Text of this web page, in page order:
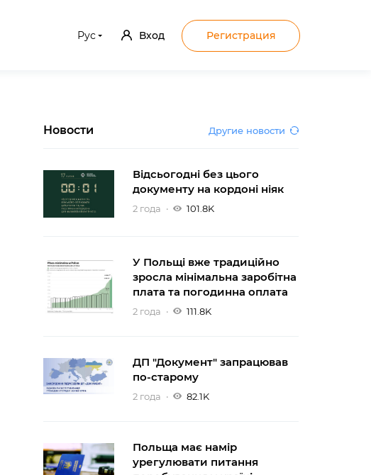
Рус Вход Регистрация
Новости Другие новости
Відсьогодні без цього
документу на кордоні ніяк
2 года 101.8K
У Польщі вже традиційно
зросла мінімальна заробітна
плата та погодинна оплата
2 года 111.8K
ДП "Документ" запрацював
по-старому
2 года 82.1K
Польща має намір
урегулювати питання